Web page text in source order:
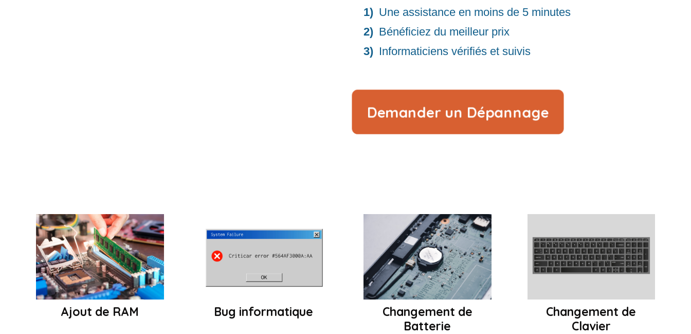
Une assistance en moins de 5 minutes
Bénéficiez du meilleur prix
Informaticiens vérifiés et suivis
Demander un Dépannage
Ajout de RAM Bug informatique
Changement de
Batterie
Changement de
Clavier